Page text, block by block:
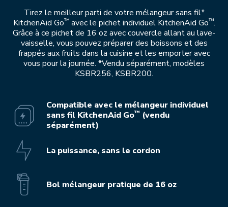
Tirez le meilleur parti de votre mélangeur sans fil*
KitchenAid Go™avec le pichet individuel KitchenAid Go™.
Grâce à ce pichet de 16 oz avec couvercle allant au lave-
vaisselle, vous pouvez préparer des boissons et des
frappés aux fruits dans la cuisine et les emporter avec
vous pour la journée. *Vendu séparément, modèles
KSBR256, KSBR200.
Compatible avec le mélangeur individuel
sans fil KitchenAid Go™ (vendu
séparément)
La puissance, sans le cordon
Bol mélangeur pratique de 16 oz